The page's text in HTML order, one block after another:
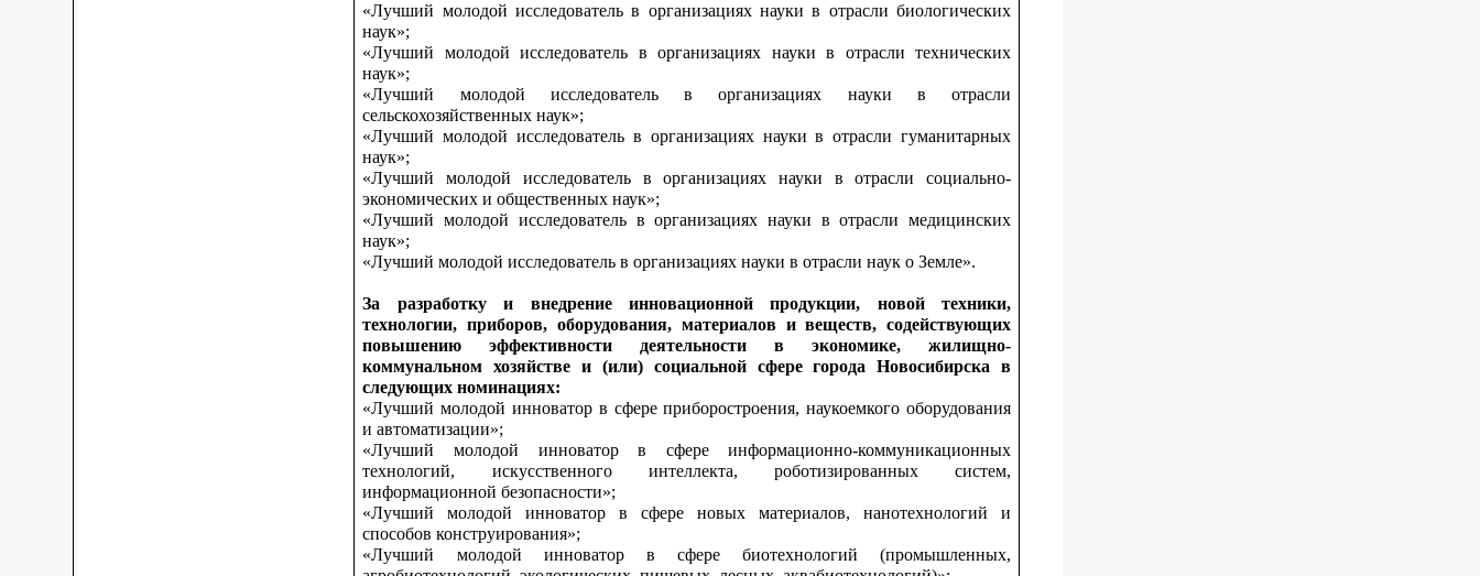
«Лучший молодой исследователь в организациях науки в отрасли биологических
наук»;
«Лучший молодой исследователь в организациях науки в отрасли технических
наук»;
«Лучший молодой исследователь в организациях науки в отрасли
сельскохозяйственных наук»;
«Лучший молодой исследователь в организациях науки в отрасли гуманитарных
наук»;
«Лучший молодой исследователь в организациях науки в отрасли социально-
экономических и общественных наук»;
«Лучший молодой исследователь в организациях науки в отрасли медицинских
наук»;
«Лучший молодой исследователь в организациях науки в отрасли наук о Земле».
За разработку и внедрение инновационной продукции, новой техники,
технологии, приборов, оборудования, материалов и веществ, содействующих
повышению эффективности деятельности в экономике, жилищно-
коммунальном хозяйстве и (или) социальной сфере города Новосибирска в
следующих номинациях:
«Лучший молодой инноватор в сфере приборостроения, наукоемкого оборудования
и автоматизации»;
«Лучший молодой инноватор в сфере информационно-коммуникационных
технологий, искусственного интеллекта, роботизированных систем,
информационной безопасности»;
«Лучший молодой инноватор в сфере новых материалов, нанотехнологий и
способов конструирования»;
«Лучший молодой инноватор в сфере биотехнологий (промышленных,